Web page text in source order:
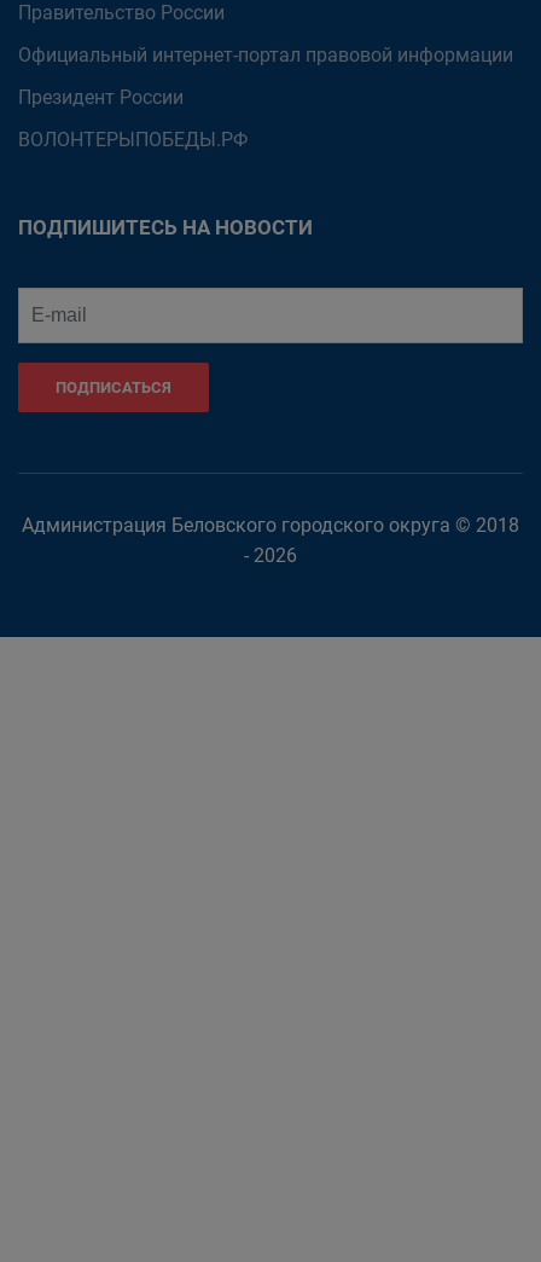
Правительство России
Официальный интернет-портал правовой информации
Президент России
ВОЛОНТЕРЫПОБЕДЫ.РФ
ПОДПИШИТЕСЬ НА НОВОСТИ
ПОДПИСАТЬСЯ
Администрация Беловского городского округа © 2018
- 2026